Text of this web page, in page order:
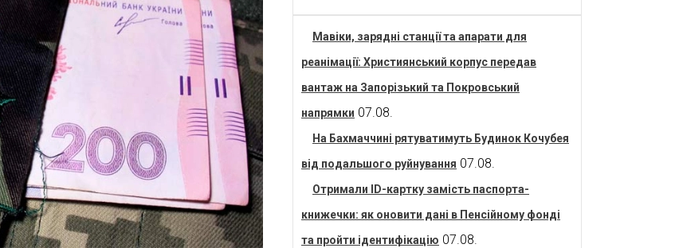
Мавіки, зарядні станції та апарати для
реанімації: Християнський корпус передав
вантаж на Запорізький та Покровський
напрямки 07.08.
На Бахмаччині рятуватимуть Будинок Кочубея
від подальшого руйнування 07.08.
Отримали ID-картку замість паспорта-
книжечки: як оновити дані в Пенсійному фонді
та пройти ідентифікацію 07.08.